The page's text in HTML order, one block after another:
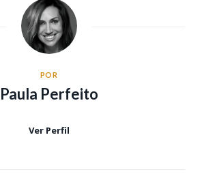
POR
Paula Perfeito
Ver Perfil